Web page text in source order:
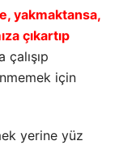
yakmaktansa,
çıkartıp
çalışıp
için
yerine yüz